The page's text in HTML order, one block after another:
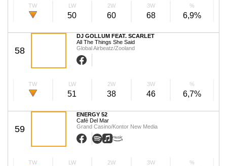
TW LW
50
2W
60
3W
68
%
6,9%
58
DJ GOLLUM FEAT. SCARLET
All The Things She Said
Global Airbeatz/Zooland
TW LW
51
2W
38
3W
46
%
6,7%
59
ENERGY 52
Café Del Mar
Grand Casino/Kontor New Media
TW LW 2W 3W %